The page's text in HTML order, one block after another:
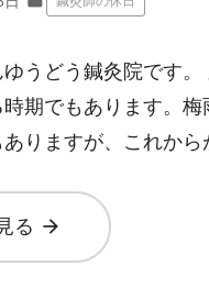
うどう鍼灸院です
期でもあります。
ありますが、これか
る arrow_forward